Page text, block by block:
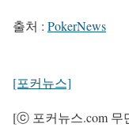
출처 : PokerNews
[포커뉴스]
[ⓒ 포커뉴스.com 무